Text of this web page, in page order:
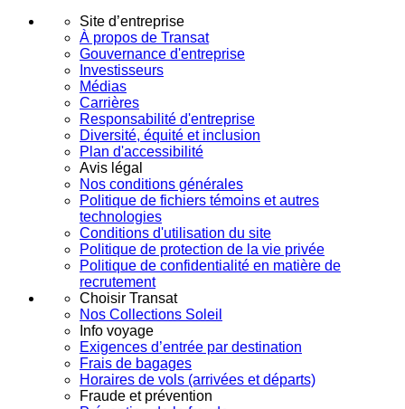
Site d’entreprise
À propos de Transat
Gouvernance d'entreprise
Investisseurs
Médias
Carrières
Responsabilité d'entreprise
Diversité, équité et inclusion
Plan d'accessibilité
Avis légal
Nos conditions générales
Politique de fichiers témoins et autres
technologies
Conditions d'utilisation du site
Politique de protection de la vie privée
Politique de confidentialité en matière de
recrutement
Choisir Transat
Nos Collections Soleil
Info voyage
Exigences d’entrée par destination
Frais de bagages
Horaires de vols (arrivées et départs)
Fraude et prévention